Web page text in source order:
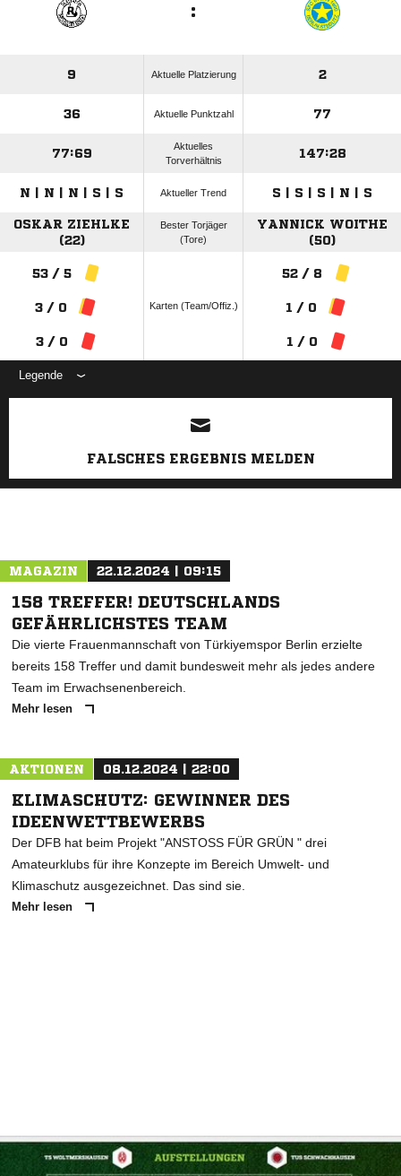
:
9 Aktuelle Platzierung 2
36 Aktuelle Punktzahl 77
77:69
Aktuelles
Torverhältnis
147:28
N | N | N | S | S Aktueller Trend S | S | S | N | S
OSKAR ZIEHLKE
(22)
Bester Torjäger
(Tore)
YANNICK WOITHE
(50)
53 / 5
3 / 0
3 / 0
Karten (Team/Offiz.)
52 / 8
1 / 0
1 / 0
Legende
ANZEIGE
FALSCHES ERGEBNIS MELDEN
MAGAZIN 22.12.2024 | 09:15
158 TREFFER! DEUTSCHLANDS
GEFÄHRLICHSTES TEAM
Die vierte Frauenmannschaft von Türkiyemspor Berlin erzielte
bereits 158 Treffer und damit bundesweit mehr als jedes andere
Team im Erwachsenenbereich.
Mehr lesen
AKTIONEN 08.12.2024 | 22:00
KLIMASCHUTZ: GEWINNER DES
IDEENWETTBEWERBS
Der DFB hat beim Projekt "ANSTOSS FÜR GRÜN " drei
Amateurklubs für ihre Konzepte im Bereich Umwelt- und
Klimaschutz ausgezeichnet. Das sind sie.
Mehr lesen